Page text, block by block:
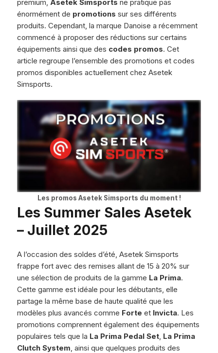
premium, Asetek Simsports ne pratique pas
énormément de promotions sur ses différents
produits. Cependant, la marque Danoise a récemment
commencé à proposer des réductions sur certains
équipements ainsi que des codes promos. Cet
article regroupe l’ensemble des promotions et codes
promos disponibles actuellement chez Asetek
Simsports.
Les promos Asetek Simsports du moment !
Les Summer Sales Asetek
– Juillet 2025
A l’occasion des soldes d’été, Asetek Simsports
frappe fort avec des remises allant de 15 à 20% sur
une sélection de produits de la gamme La Prima.
Cette gamme est idéale pour les débutants, elle
partage la même base de haute qualité que les
modèles plus avancés comme Forte et Invicta. Les
promotions comprennent également des équipements
populaires tels que la La Prima Pedal Set, La Prima
Clutch System, ainsi que quelques produits des